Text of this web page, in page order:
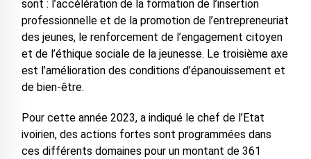
sont : l’accélération de la formation de l’insertion
professionnelle et de la promotion de l’entrepreneuriat
des jeunes, le renforcement de l’engagement citoyen
et de l’éthique sociale de la jeunesse. Le troisième axe
est l’amélioration des conditions d’épanouissement et
de bien-être.
Pour cette année 2023, a indiqué le chef de l’Etat
ivoirien, des actions fortes sont programmées dans
ces différents domaines pour un montant de 361